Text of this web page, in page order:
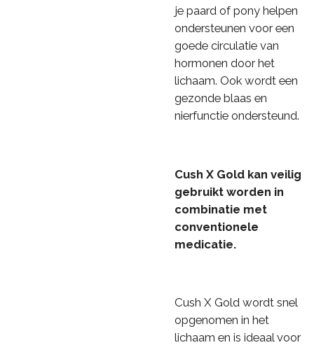
je paard of pony helpen
ondersteunen voor een
goede circulatie van
hormonen door het
lichaam. Ook wordt een
gezonde blaas en
nierfunctie ondersteund.
Cush X Gold kan veilig
gebruikt worden in
combinatie met
conventionele
medicatie.
Cush X Gold wordt snel
opgenomen in het
lichaam en is ideaal voor